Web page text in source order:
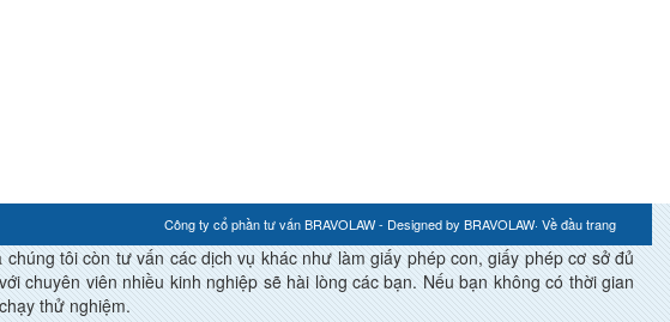
Công ty cổ phần tư vấn BRAVOLAW - Designed by BRAVOLAW· Về đầu trang
tôi còn tư vấn các dịch vụ khác như làm giấy phép con, giấy phép cơ sở đủ
chuyên viên nhiều kinh nghiệp sẽ hài lòng các bạn. Nếu bạn không có thời gian
thử nghiệm.